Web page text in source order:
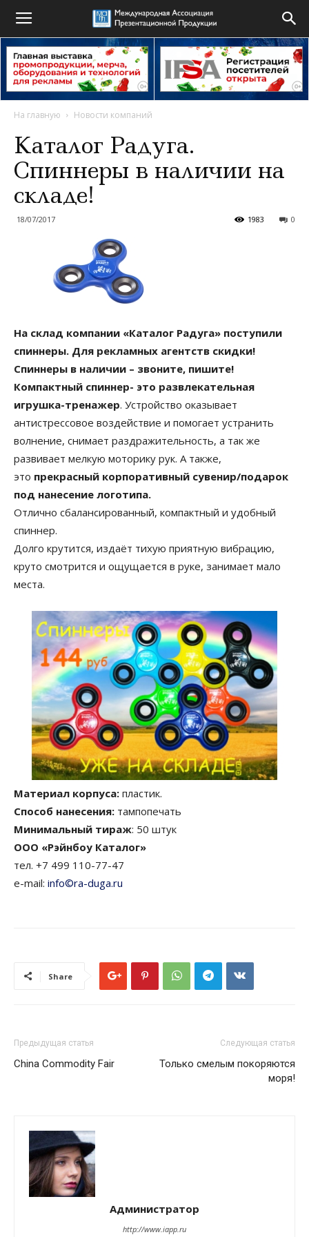
На главную Новости компаний
Каталог Радуга.
Спиннеры в наличии на
складе!
18/07/2017 0
1983
На склад компании «Каталог Радуга» поступили
спиннеры. Для рекламных агентств скидки!
Спиннеры в наличии – звоните, пишите!
Компактный спиннер- это развлекательная
игрушка-тренажер. Устройство оказывает
антистрессовое воздействие и помогает устранить
волнение, снимает раздражительность, а так же
развивает мелкую моторику рук. А также,
это прекрасный корпоративный сувенир/подарок
под нанесение логотипа.
Отлично сбалансированный, компактный и удобный
спиннер.
Долго крутится, издаёт тихую приятную вибрацию,
круто смотрится и ощущается в руке, занимает мало
места.
Материал корпуса: пластик.
Способ нанесения: тампопечать
Минимальный тираж: 50 штук
ООО «Рэйнбоу Каталог»
тел. +7 499 110-77-47
e-mail: info©ra-duga.ru
Share
Предыдущая статья
China Commodity Fair
Следующая статья
Только смелым покоряются
моря!
Администратор
http://www.iapp.ru